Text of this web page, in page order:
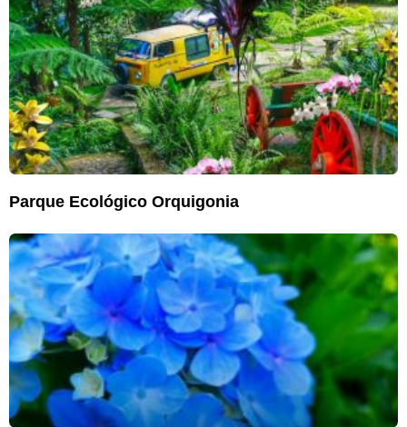
Parque Ecológico Orquigonia